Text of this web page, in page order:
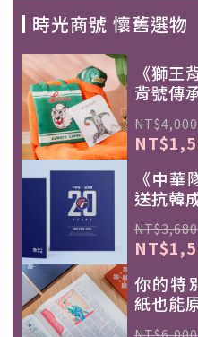
時光商號 懷舊選物
《獅王
背號傳
NT$4,000
《中
送抗韓
NT$3,680
你的特
紙也能